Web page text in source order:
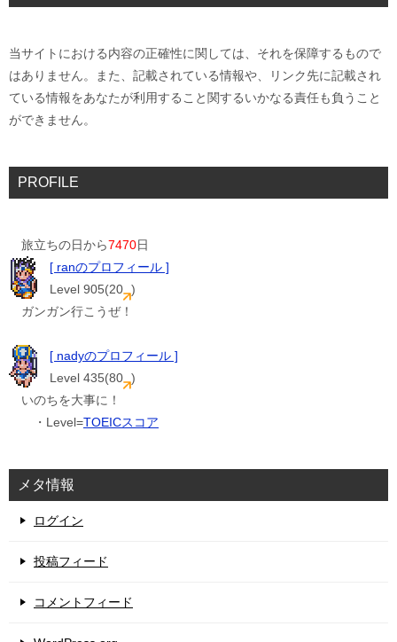
当サイトにおける内容の正確性に関しては、それを保障するもので
はありません。また、記載されている情報や、リンク先に記載され
ている情報をあなたが利用すること関するいかなる責任も負うこと
ができません。
PROFILE
旅立ちの日から7470日
[ ranのプロフィール ]
Level 905(20 )
ガンガン行こうぜ！
[ nadyのプロフィール ]
Level 435(80 )
いのちを大事に！
・Level=TOEICスコア
メタ情報
ログイン
投稿フィード
コメントフィード